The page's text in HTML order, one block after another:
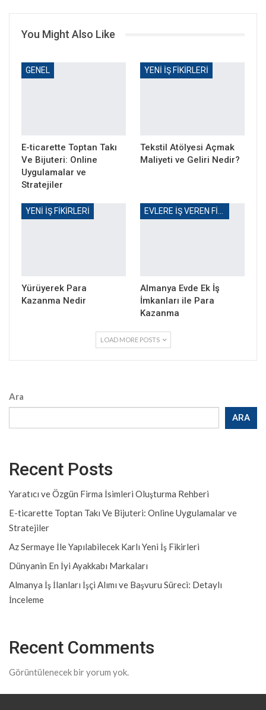
You Might Also Like
GENEL
E-ticarette Toptan Takı
Ve Bijuteri: Online
Uygulamalar ve
Stratejiler
YENI İŞ FIKIRLERI
Tekstil Atölyesi Açmak
Maliyeti ve Geliri Nedir?
YENI İŞ FIKIRLERI
Yürüyerek Para
Kazanma Nedir
Almanya Evde Ek İş
İmkanları ile Para
Kazanma
LOAD MORE POSTS
Ara
ARA
Recent Posts
Yaratıcı ve Özgün Firma İsimleri Oluşturma Rehberi
E-ticarette Toptan Takı Ve Bijuteri: Online Uygulamalar ve
Stratejiler
Az Sermaye İle Yapılabilecek Karlı Yeni İş Fikirleri
Dünyanin En İyi Ayakkabı Markaları
Almanya İş İlanları İşçi Alımı ve Başvuru Süreci: Detaylı
İnceleme
Recent Comments
Görüntülenecek bir yorum yok.